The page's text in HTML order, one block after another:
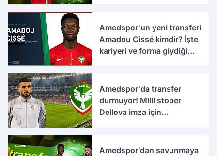
Amedspor'un yeni transferi
Amadou Cissé kimdir? İşte
kariyeri ve forma giydiği
Amedspor'da transfer
durmuyor! Milli stoper
Dellova imza için
Amedspor’dan savunmaya